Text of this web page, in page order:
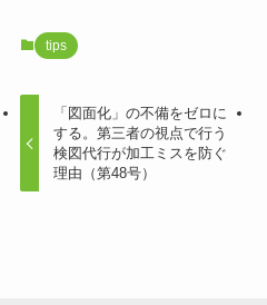
tips
「図面化」の不備をゼロに
する。第三者の視点で行う
検図代行が加工ミスを防ぐ
理由（第48号）